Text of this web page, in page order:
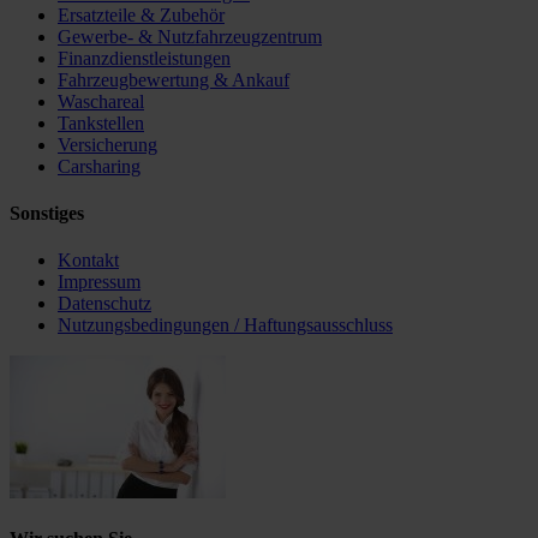
Ersatzteile & Zubehör
Gewerbe- & Nutzfahrzeugzentrum
Finanzdienstleistungen
Fahrzeugbewertung & Ankauf
Waschareal
Tankstellen
Versicherung
Carsharing
Sonstiges
Kontakt
Impressum
Datenschutz
Nutzungsbedingungen / Haftungsausschluss